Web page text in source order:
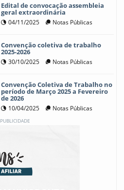
Edital de convocação assembleia
geral extraordinária
04/11/2025 Notas Públicas
Convenção coletiva de trabalho
2025-2026
30/10/2025 Notas Públicas
Convenção Coletiva de Trabalho no
período de Março 2025 a Fevereiro
de 2026
10/04/2025 Notas Públicas
PUBLICIDADE